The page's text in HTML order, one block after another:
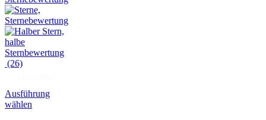
(26)
Ausführung
wählen